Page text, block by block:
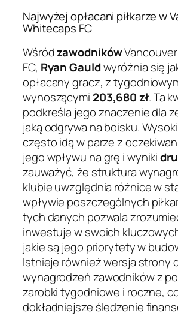
Najwyżej opłacani piłkarze w
Whitecaps FC
Wśródzawodników
FC, Ryan Gauldwyróżnia się
opłacany gracz, z
wynoszącymi 203,680 zł. Ta
podkreśla jego znaczenie dla
jaką odgrywa na boisku.
często idą w parze z
jego wpływu na grę i wyniki
zauważyć, że struktura
klubie uwzględnia różnice w
wpływie poszczególnych
tych danych pozwala
inwestuje w swoich
jakie są jego priorytety w
Istnieje również wersja strony
wynagrodzeń zawodników z
zarobki tygodniowe i roczne,
dokładniejsze śledzenie